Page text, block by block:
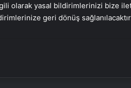
olarak yasal bildirimlerinizi bize
geri dönüş
Nişantaşı